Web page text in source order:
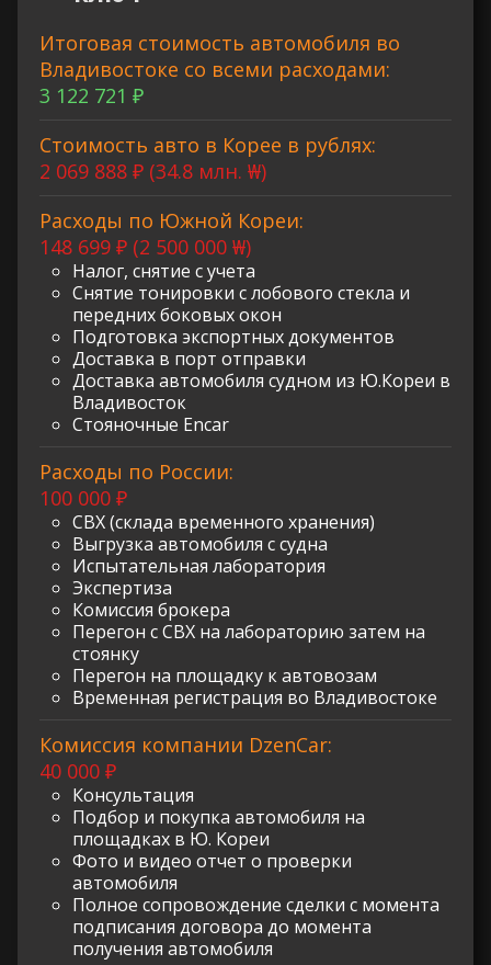
Итоговая стоимость автомобиля во
Владивостоке со всеми расходами:
3 122 721 ₽
Стоимость авто в Корее в рублях:
2 069 888 ₽ (34.8 млн. ₩)
Расходы по Южной Кореи:
148 699 ₽ (2 500 000 ₩)
Налог, снятие с учета
Снятие тонировки с лобового стекла и
передних боковых окон
Подготовка экспортных документов
Доставка в порт отправки
Доставка автомобиля судном из Ю.Кореи в
Владивосток
Стояночные Encar
Расходы по России:
100 000 ₽
СВХ (склада временного хранения)
Выгрузка автомобиля с судна
Испытательная лаборатория
Экспертиза
Комиссия брокера
Перегон с СВХ на лабораторию затем на
стоянку
Перегон на площадку к автовозам
Временная регистрация во Владивостоке
Комиссия компании DzenCar:
40 000 ₽
Консультация
Подбор и покупка автомобиля на
площадках в Ю. Кореи
Фото и видео отчет о проверки
автомобиля
Полное сопровождение сделки с момента
подписания договора до момента
получения автомобиля